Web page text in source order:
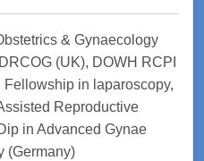
& Gynaecology
(UK), DOWH RCPI
Fellowship in laparoscopy,
Reproductive
in Advanced Gynae
(Germany)